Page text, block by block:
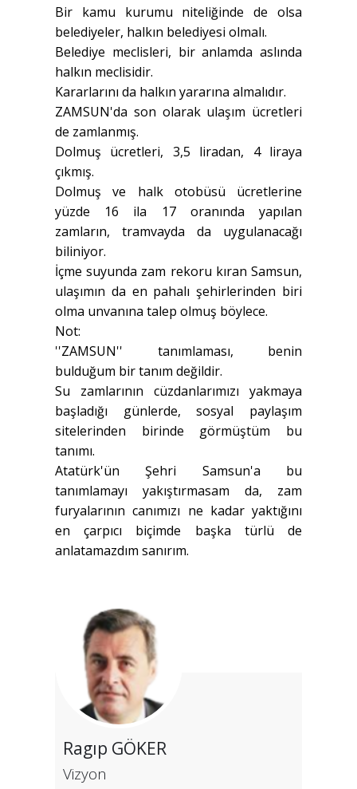
Bir kamu kurumu niteliğinde de olsa
belediyeler, halkın belediyesi olmalı.
Belediye meclisleri, bir anlamda aslında
halkın meclisidir.
Kararlarını da halkın yararına almalıdır.
ZAMSUN'da son olarak ulaşım ücretleri
de zamlanmış.
Dolmuş ücretleri, 3,5 liradan, 4 liraya
çıkmış.
Dolmuş ve halk otobüsü ücretlerine
yüzde 16 ila 17 oranında yapılan
zamların, tramvayda da uygulanacağı
biliniyor.
İçme suyunda zam rekoru kıran Samsun,
ulaşımın da en pahalı şehirlerinden biri
olma unvanına talep olmuş böylece.
Not:
''ZAMSUN'' tanımlaması, benin
bulduğum bir tanım değildir.
Su zamlarının cüzdanlarımızı yakmaya
başladığı günlerde, sosyal paylaşım
sitelerinden birinde görmüştüm bu
tanımı.
Atatürk'ün Şehri Samsun'a bu
tanımlamayı yakıştırmasam da, zam
furyalarının canımızı ne kadar yaktığını
en çarpıcı biçimde başka türlü de
anlatamazdım sanırım.
Ragıp GÖKER
Vizyon